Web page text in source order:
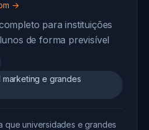
→
para instituições
de forma previsível
marketing e grandes
que universidades e grandes